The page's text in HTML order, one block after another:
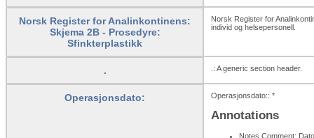
Norsk Register for Analinkontinens:
Skjema 2B - Prosedyre:
Sfinkterplastikk
Norsk Register for
individ og helsepersonell.
. .: A generic section header.
Operasjonsdato: Operasjonsdato:: *
Annotations
Notes.Comment: